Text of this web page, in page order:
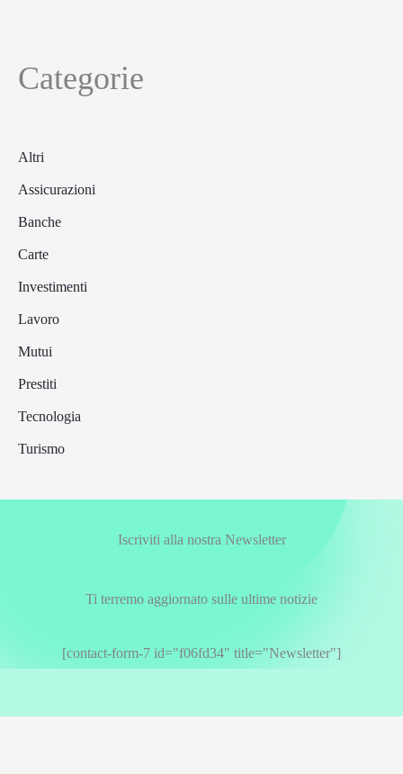
Categorie
Altri
Assicurazioni
Banche
Carte
Investimenti
Lavoro
Mutui
Prestiti
Tecnologia
Turismo
Iscriviti alla nostra Newsletter
Ti terremo aggiornato sulle ultime notizie
[contact-form-7 id="f06fd34" title="Newsletter"]